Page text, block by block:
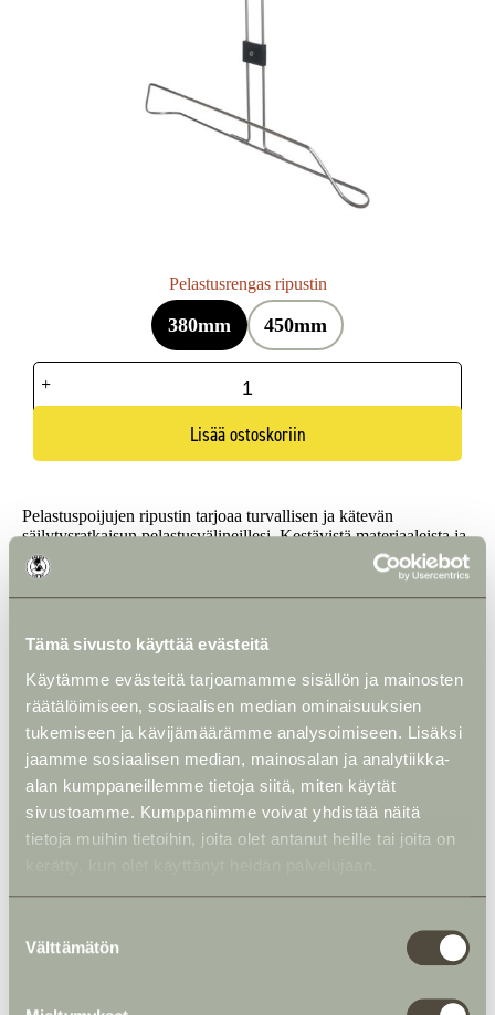
Tämä sivusto käyttää evästeitä
Käytämme evästeitä tarjoamamme sisällön ja mainosten
räätälöimiseen, sosiaalisen median ominaisuuksien
tukemiseen ja kävijämäärämme analysoimiseen. Lisäksi
jaamme sosiaalisen median, mainosalan ja analytiikka-
alan kumppaneillemme tietoja siitä, miten käytät
sivustoamme. Kumppanimme voivat yhdistää näitä
tietoja muihin tietoihin, joita olet antanut heille tai joita on
Välttämätön
Pelastusrengas ripustin
380mm 450mm
Pelastusrengas
ripustin
määrä
Lisää ostoskoriin
Pelastuspoijujen ripustin tarjoaa turvallisen ja kätevän
säilytysratkaisun pelastusvälineillesi. Kestävistä materiaaleista ja
käyttäjäystävällisestä suunnittelusta valmistettu ripustin takaa,
että pelastusrengas on helposti saatavilla aina tarvittaessa.
Saatavana kahtena vaihtoehtona, toinen pienemmälle 380 mm:n
vesiturvallisuusvälineesi järjestyksessä ja helposti saatavilla
luotettavan pelastusrengasripustimen avulla. Kiinnitetään
ruuveilla tai nauloilla seinään (ei sisälly).
Lisätiedot